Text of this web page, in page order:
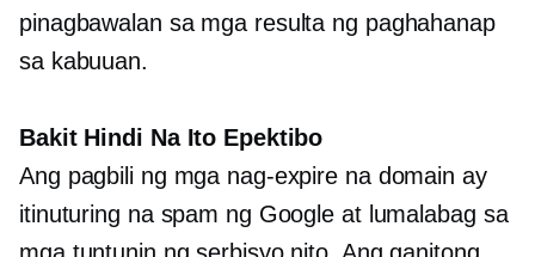
pinagbawalan sa mga resulta ng paghahanap
sa kabuuan.
Bakit Hindi Na Ito Epektibo
Ang pagbili ng mga nag-expire na domain ay
itinuturing na spam ng Google at lumalabag sa